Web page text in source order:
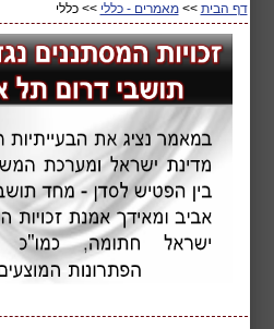
דף הבית >>מאמרים - כללי >> כללי